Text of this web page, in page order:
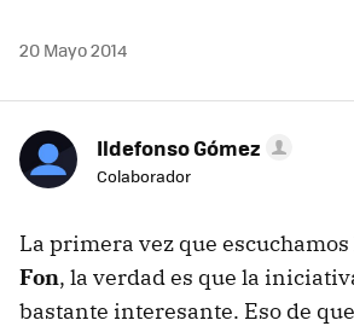
20 Mayo 2014
Ildefonso Gómez
Colaborador
La primera vez que
Fon, la verdad es que la
bastante interesante. Eso de